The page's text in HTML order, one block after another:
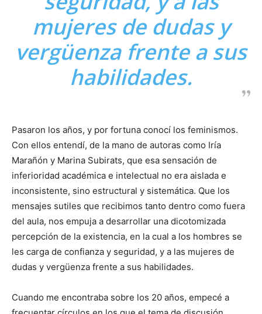
mujeres de dudas y
vergüenza frente a sus
habilidades.
Pasaron los años, y por fortuna conocí los feminismos.
Con ellos entendí, de la mano de autoras como Iría
Marañón y Marina Subirats, que esa sensación de
inferioridad académica e intelectual no era aislada e
inconsistente, sino estructural y sistemática. Que los
mensajes sutiles que recibimos tanto dentro como fuera
del aula, nos empuja a desarrollar una dicotomizada
percepción de la existencia, en la cual a los hombres se
les carga de confianza y seguridad, y a las mujeres de
dudas y vergüenza frente a sus habilidades.
Cuando me encontraba sobre los 20 años, empecé a